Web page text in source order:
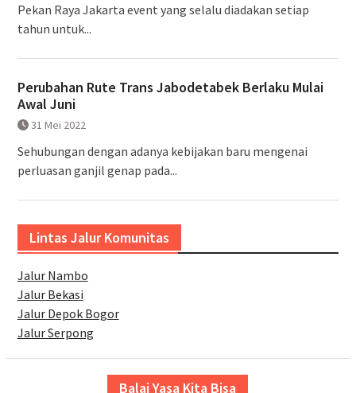
Pekan Raya Jakarta event yang selalu diadakan setiap
tahun untuk...
Perubahan Rute Trans Jabodetabek Berlaku Mulai
Awal Juni
31 Mei 2022
Sehubungan dengan adanya kebijakan baru mengenai
perluasan ganjil genap pada...
Lintas Jalur Komunitas
Jalur Nambo
Jalur Bekasi
Jalur Depok Bogor
Jalur Serpong
Balai Yasa Kita Bisa